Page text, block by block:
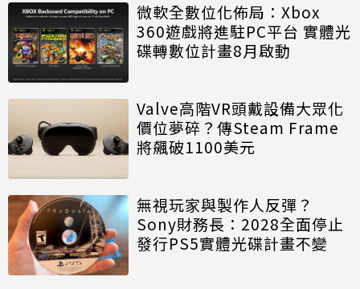
微軟全數位化佈局：Xbox
360遊戲將進駐PC平台 實體光
碟轉數位計畫8月啟動
Valve高階VR頭戴設備大眾化
價位夢碎？傳Steam Frame
將飆破1100美元
無視玩家與製作人反彈？
Sony財務長：2028全面停止
發行PS5實體光碟計畫不變